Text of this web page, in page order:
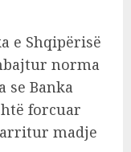
e Shqipërisë
norma
se Banka
forcuar
madje